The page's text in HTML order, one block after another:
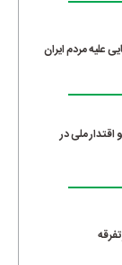
علیه مردم ایران
ملی در